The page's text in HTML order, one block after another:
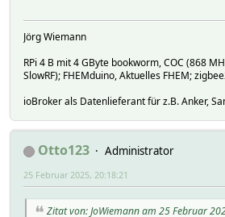
Jörg Wiemann
RPi 4 B mit 4 GByte bookworm, COC (868
SlowRF); FHEMduino, Aktuelles FHEM;
ioBroker als Datenlieferant für z.B. Anker,
Otto123
Administrator
25 Februar 2025, 20:18:21
Zitat von: JoWiemann am 25 Februar